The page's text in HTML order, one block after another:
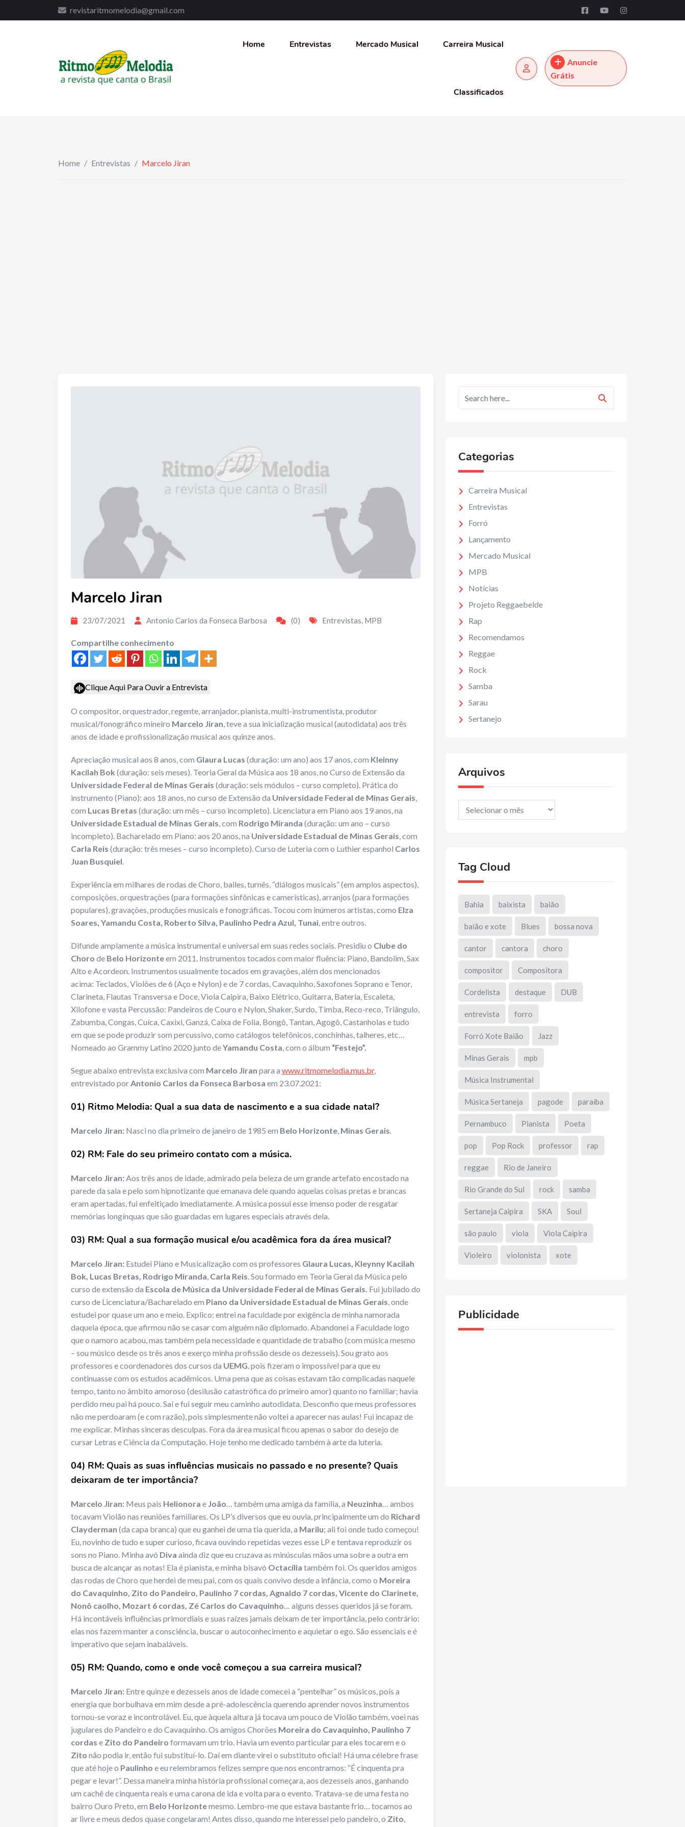
revistaritmomelodia@gmail.com
Home Entrevistas Mercado Musical Carreira Musical
Classificados
Anuncie
Grátis
Home / Entrevistas / Marcelo Jiran
Marcelo Jiran
23/07/2021 Antonio Carlos da Fonseca Barbosa (0) Entrevistas, MPB
Compartilhe conhecimento
Clique Aqui Para Ouvir a Entrevista
O compositor, orquestrador, regente, arranjador, pianista, multi-instrumentista, produtor
musical/fonográfico mineiro Marcelo Jiran, teve a sua inicialização musical (autodidata) aos três
anos de idade e profissionalização musical aos quinze anos.
Apreciação musical aos 8 anos, com Glaura Lucas (duração: um ano) aos 17 anos, com Kleinny
Kacilah Bok (duração: seis meses). Teoria Geral da Música aos 18 anos, no Curso de Extensão da
Universidade Federal de Minas Gerais (duração: seis módulos – curso completo). Prática do
instrumento (Piano): aos 18 anos, no curso de Extensão da Universidade Federal de Minas Gerais,
com Lucas Bretas (duração: um mês – curso incompleto). Licenciatura em Piano aos 19 anos, na
Universidade Estadual de Minas Gerais, com Rodrigo Miranda (duração: um ano – curso
incompleto). Bacharelado em Piano: aos 20 anos, na Universidade Estadual de Minas Gerais, com
Carla Reis (duração: três meses – curso incompleto). Curso de Luteria com o Luthier espanhol Carlos
Juan Busquiel.
Experiência em milhares de rodas de Choro, bailes, turnês, “diálogos musicais” (em amplos aspectos),
composições, orquestrações (para formações sinfônicas e camerísticas), arranjos (para formações
populares), gravações, produções musicais e fonográficas. Tocou com inúmeros artistas, como Elza
Soares, Yamandu Costa, Roberto Silva, Paulinho Pedra Azul, Tunai, entre outros.
Difunde amplamente a música instrumental e universal em suas redes sociais. Presidiu o Clube do
Choro de Belo Horizonteem 2011. Instrumentos tocados com maior fluência: Piano, Bandolim, Sax
Alto e Acordeon. Instrumentos usualmente tocados em gravações, além dos mencionados
acima: Teclados, Violões de 6 (Aço e Nylon) e de 7 cordas, Cavaquinho, Saxofones Soprano e Tenor,
Clarineta, Flautas Transversa e Doce, Viola Caipira, Baixo Elétrico, Guitarra, Bateria, Escaleta,
Xilofone e vasta Percussão: Pandeiros de Couro e Nylon, Shaker, Surdo, Timba, Reco-reco, Triângulo,
Zabumba, Congas, Cuíca, Caxixi, Ganzá, Caixa de Folia, Bongô, Tantan, Agogô, Castanholas e tudo
em que se pode produzir som percussivo, como catálogos telefônicos, conchinhas, talheres, etc…
Nomeado ao Grammy Latino 2020 junto deYamandu Costa, com o álbum “Festejo”.
Segue abaixo entrevista exclusiva com Marcelo Jiran para a www.ritmomelodia.mus.br,
entrevistado porAntonio Carlos da Fonseca Barbosa em 23.07.2021:
01) Ritmo Melodia: Qual a sua data de nascimento e a sua cidade natal?
Marcelo Jiran: Nasci no dia primeiro de janeiro de 1985 em Belo Horizonte, Minas Gerais.
02) RM: Fale do seu primeiro contato com a música.
Marcelo Jiran:Aos três anos de idade, admirado pela beleza de um grande artefato encostado na
parede da sala e pelo som hipnotizante que emanava dele quando aquelas coisas pretas e brancas
eram apertadas, fui enfeitiçado imediatamente. A música possui esse imenso poder de resgatar
memórias longínquas que são guardadas em lugares especiais através dela.
03) RM: Qual a sua formação musical e/ou acadêmica fora da área musical?
Marcelo Jiran: Estudei Piano e Musicalização com os professores Glaura Lucas, Kleynny Kacilah
Bok, Lucas Bretas, Rodrigo Miranda, Carla Reis. Sou formado em Teoria Geral da Música pelo
curso de extensão da Escola de Música da Universidade Federal de Minas Gerais. Fui jubilado do
curso de Licenciatura/Bacharelado em Piano da Universidade Estadual de Minas Gerais, onde
estudei por quase um ano e meio. Explico: entrei na faculdade por exigência de minha namorada
daquela época, que afirmou não se casar com alguém não diplomado. Abandonei a Faculdade logo
que o namoro acabou, mas também pela necessidade e quantidade de trabalho (com música mesmo
– sou músico desde os três anos e exerço minha profissão desde os dezesseis). Sou grato aos
professores e coordenadores dos cursos da UEMG, pois fizeram o impossível para que eu
continuasse com os estudos acadêmicos. Uma pena que as coisas estavam tão complicadas naquele
tempo, tanto no âmbito amoroso (desilusão catastrófica do primeiro amor) quanto no familiar; havia
perdido meu pai há pouco. Saí e fui seguir meu caminho autodidata. Desconfio que meus professores
não me perdoaram (e com razão), pois simplesmente não voltei a aparecer nas aulas! Fui incapaz de
me explicar. Minhas sinceras desculpas. Fora da área musical ficou apenas o sabor do desejo de
cursar Letras e Ciência da Computação. Hoje tenho me dedicado também à arte da luteria.
04) RM: Quais as suas influências musicais no passado e no presente? Quais
deixaram de ter importância?
Marcelo Jiran: Meus pais Helionora e João… também uma amiga da família, a Neuzinha… ambos
tocavam Violão nas reuniões familiares. Os LP’s diversos que eu ouvia, principalmente um do Richard
Clayderman (da capa branca) que eu ganhei de uma tia querida, a Marilu; ali foi onde tudo começou!
Eu, novinho de tudo e super curioso, ficava ouvindo repetidas vezes esse LP e tentava reproduzir os
sons no Piano. Minha avó Diva ainda diz que eu cruzava as minúsculas mãos uma sobre a outra em
busca de alcançar as notas! Ela é pianista, e minha bisavó Octacília também foi. Os queridos amigos
das rodas de Choro que herdei de meu pai, com os quais convivo desde a infância, como o Moreira
do Cavaquinho, Zito do Pandeiro, Paulinho 7 cordas, Agnaldo 7 cordas, Vicente do Clarinete,
Nonô caolho, Mozart 6 cordas, Zé Carlos do Cavaquinho… alguns desses queridos já se foram.
Há incontáveis influências primordiais e suas raízes jamais deixam de ter importância, pelo contrário:
elas nos fazem manter a consciência, buscar o autoconhecimento e aquietar o ego. São essenciais e é
imperativo que sejam inabaláveis.
05) RM: Quando, como e onde você começou a sua carreira musical?
Marcelo Jiran: Entre quinze e dezesseis anos de idade comecei a “pentelhar” os músicos, pois a
energia que borbulhava em mim desde a pré-adolescência querendo aprender novos instrumentos
tornou-se voraz e incontrolável. Eu, que àquela altura já tocava um pouco de Violão também, voei nas
jugulares do Pandeiro e do Cavaquinho. Os amigos Chorões Moreira do Cavaquinho, Paulinho 7
cordas e Zito do Pandeiro formavam um trio. Havia um evento particular para eles tocarem e o
Zito não podia ir, então fui substituí-lo. Daí em diante virei o substituto oficial! Há uma célebre frase
que até hoje o Paulinho e eu relembramos felizes sempre que nos encontramos: “É cinquenta pra
pegar e levar!”. Dessa maneira minha história profissional começara, aos dezesseis anos, ganhando
um cachê de cinquenta reais e uma carona de ida e volta para o evento. Tratava-se de uma festa no
bairro Ouro Preto, em Belo Horizontemesmo. Lembro-me que estava bastante frio… tocamos ao
ar livre e meus dedos quase congelaram! Antes disso, quando me interessei pelo pandeiro, o Zito,
Categorias
Carreira Musical
Entrevistas
Forró
Lançamento
Mercado Musical
MPB
Notícias
Projeto Reggaebelde
Rap
Recomendamos
Reggae
Rock
Samba
Sarau
Sertanejo
Arquivos
Arquivos
Tag Cloud
Bahia baixista baião
baião e xote Blues bossa nova
cantor cantora choro
compositor Compositora
Cordelista destaque DUB
entrevista forro
Forró Xote Baião Jazz
Minas Gerais mpb
Música Instrumental
Música Sertaneja pagode paraíba
Pernambuco Pianista Poeta
pop Pop Rock professor rap
reggae Rio de Janeiro
Rio Grande do Sul rock samba
Sertaneja Caipira SKA Soul
são paulo viola Viola Caipira
Violeiro violonista xote
Publicidade